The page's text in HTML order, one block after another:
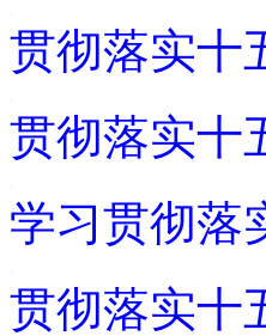
贯彻落实十
贯彻落实十
学习贯彻落
贯彻落实十